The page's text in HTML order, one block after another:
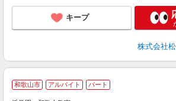
キープ
株式会社
和歌山市 アルバイト パート